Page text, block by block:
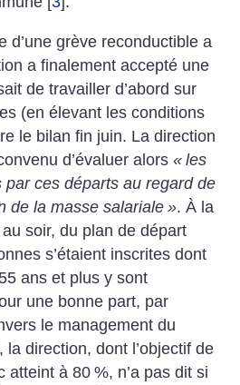
d’une grève reconductible a
a finalement accepté une
de travailler d’abord sur
(en élevant les conditions
le bilan fin juin. La direction
d’évaluer alors« les
ces départs au regard de
de la masse salariale ». À la
soir, du plan de départ
s’étaient inscrites dont
ans et plus y sont
une bonne part, par
le management du
direction, dont l’objectif de
atteint à 80 %, n’a pas dit si